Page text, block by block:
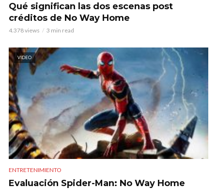
Qué significan las dos escenas post
créditos de No Way Home
4.378 views 3 min read
VIDEO
ENTRETENIMIENTO
Evaluación Spider-Man: No Way Home